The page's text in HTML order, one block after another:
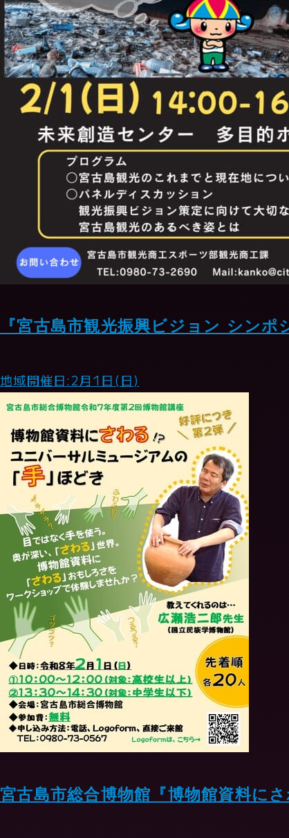
『宮古島市観光振興ビジョン シンポ
地域開催日:2月1日(日)
宮古島市総合博物館『博物館資料に